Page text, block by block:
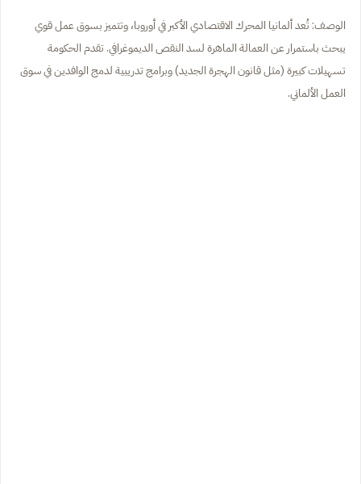
الوصف: تُعد ألمانيا المحرك الاقتصادي الأكبر في أوروبا، وتتميز بسوق عمل قوي
يبحث باستمرار عن العمالة الماهرة لسد النقص الديموغرافي. تقدم الحكومة
تسهيلات كبيرة (مثل قانون الهجرة الجديد) وبرامج تدريبية لدمج الوافدين في سوق
العمل الألماني.